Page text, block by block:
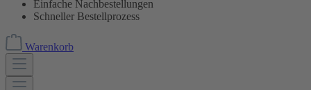
Einfache Nachbestellungen
Schneller Bestellprozess
Warenkorb